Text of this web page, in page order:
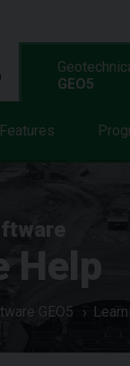
GEO5
Features
Help
GEO5